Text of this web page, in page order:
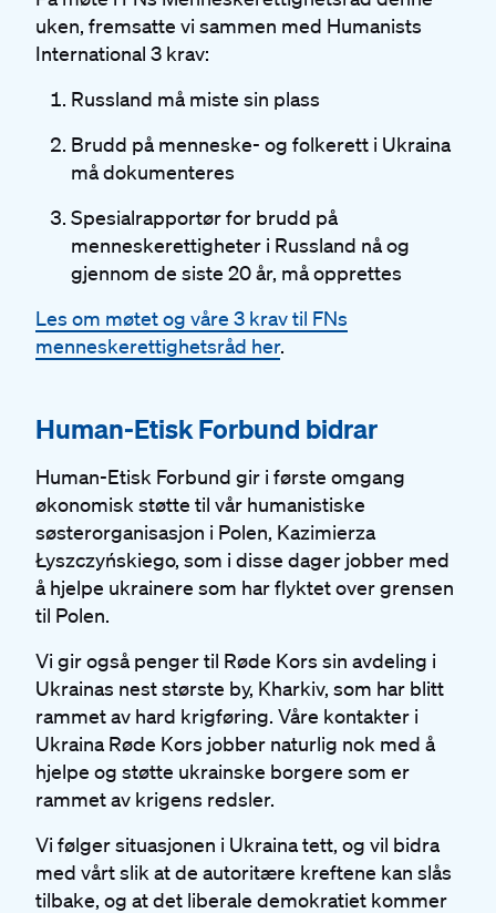
uken, fremsatte vi sammen med Humanists
International 3 krav:
Russland må miste sin plass
Brudd på menneske- og folkerett i Ukraina
må dokumenteres
Spesialrapportør for brudd på
menneskerettigheter i Russland nå og
gjennom de siste 20 år, må opprettes
Les om møtet og våre 3 krav til FNs
menneskerettighetsråd her.
#
Human-Etisk Forbund bidrar
Human-Etisk Forbund gir i første omgang
økonomisk støtte til vår humanistiske
søsterorganisasjon i Polen, Kazimierza
Łyszczyńskiego, som i disse dager jobber med
å hjelpe ukrainere som har flyktet over grensen
til Polen.
Vi gir også penger til Røde Kors sin avdeling i
Ukrainas nest største by, Kharkiv, som har blitt
rammet av hard krigføring. Våre kontakter i
Ukraina Røde Kors jobber naturlig nok med å
hjelpe og støtte ukrainske borgere som er
rammet av krigens redsler.
Vi følger situasjonen i Ukraina tett, og vil bidra
med vårt slik at de autoritære kreftene kan slås
tilbake, og at det liberale demokratiet kommer